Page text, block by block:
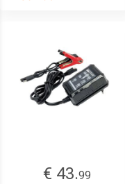
€ 43.99